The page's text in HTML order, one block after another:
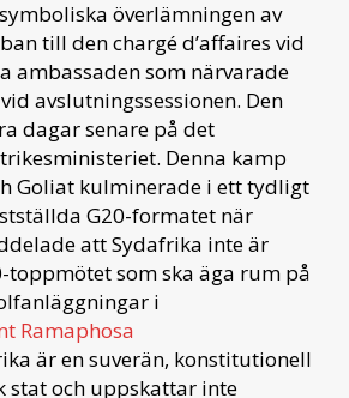
överlämningen av
till den chargé d’affaires vid
ambassaden som närvarade
avslutningssessionen. Den
dagar senare på det
Denna kamp
Goliat kulminerade i ett tydligt
G20-formatet när
att Sydafrika inte är
som ska äga rum på
i
Ramaphosa
är en suverän, konstitutionell
stat och uppskattar inte